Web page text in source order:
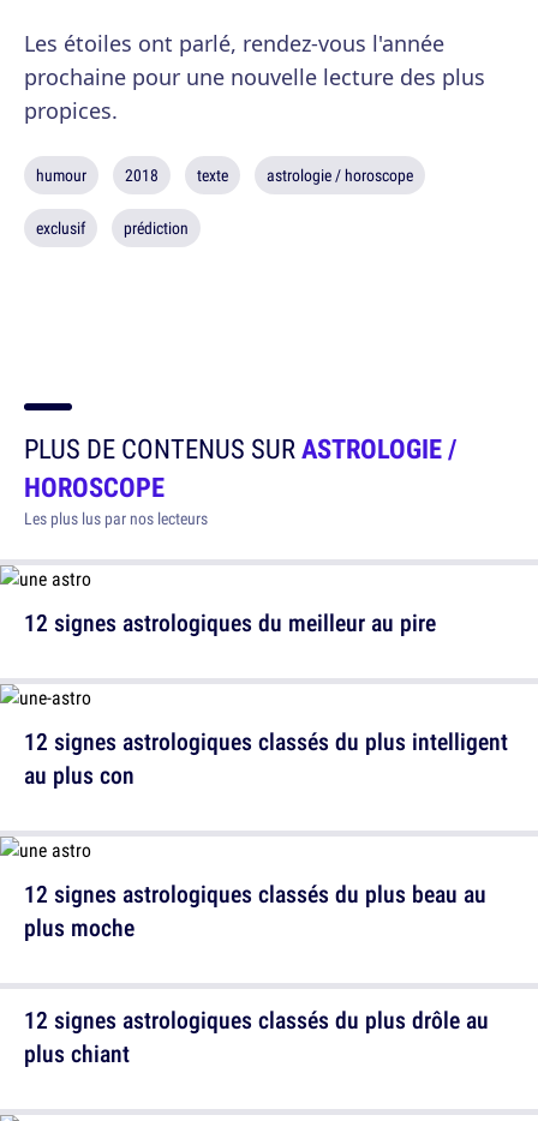
Les étoiles ont parlé, rendez-vous l'année
prochaine pour une nouvelle lecture des plus
propices.
humour 2018 texte astrologie / horoscope
exclusif prédiction
PLUS DE CONTENUS SURASTROLOGIE /
HOROSCOPE
Les plus lus par nos lecteurs
12 signes astrologiques du meilleur au pire
12 signes astrologiques classés du plus beau au
plus moche
12 signes astrologiques classés du plus intelligent
au plus con
12 signes astrologiques classés du plus drôle au
plus chiant